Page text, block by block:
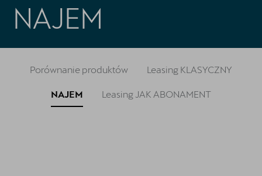
Serwis
Oryginalne części zamienne
Akcesoria CUPRA
NAJEM
Porównanie produktów Leasing KLASYCZNY
NAJEM Leasing JAK ABONAMENT